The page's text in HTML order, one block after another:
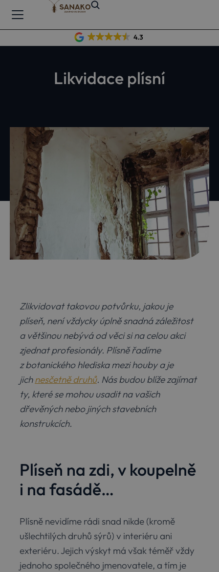
4.3
Likvidace plísní
Zlikvidovat takovou potvůrku, jakou je
plíseň, není vždycky úplně snadná záležitost
a většinou nebývá od věci si na celou akci
zjednat profesionály. Plísně řadíme
z botanického hlediska mezi houby a je
jichnesčetně druhů. Nás budou blíže zajímat
ty, které se mohou usadit na vašich
dřevěných nebo jiných stavebních
konstrukcích.
Plíseň na zdi, v koupelně
i na fasádě…
Plísně nevidíme rádi snad nikde (kromě
ušlechtilých druhů sýrů) v interiéru ani
exteriéru. Jejich výskyt má však téměř vždy
jednoho společného jmenovatele, a tím je